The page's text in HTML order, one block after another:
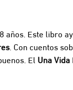
años. Este libro
. Con cuentos
El Una